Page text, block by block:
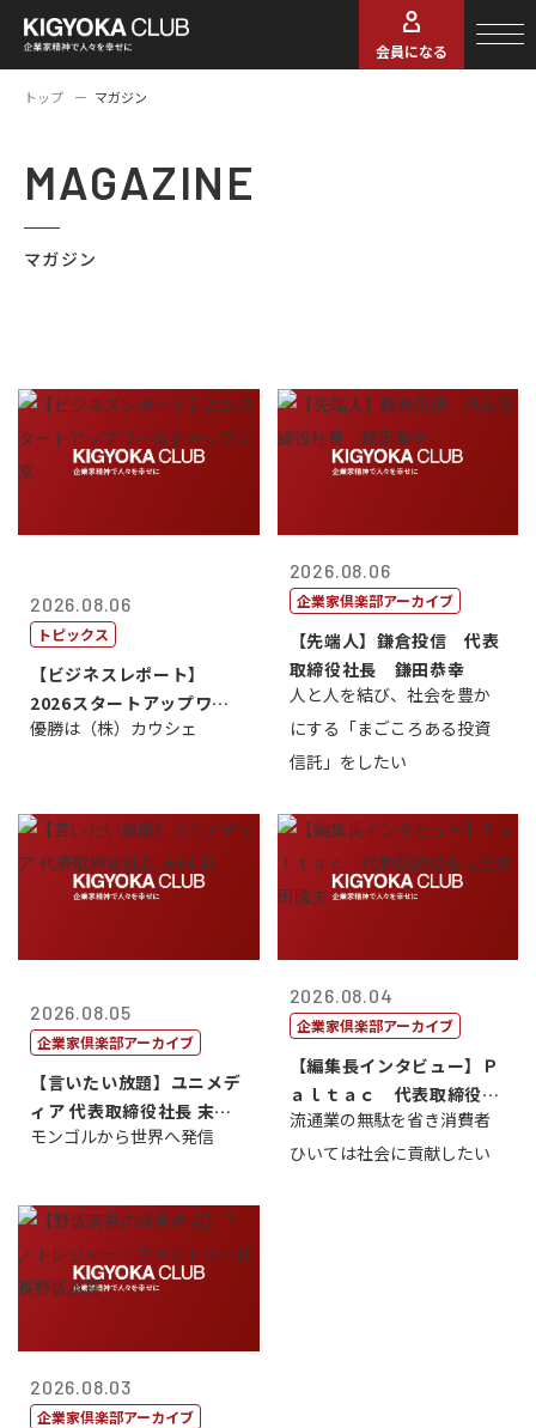
会員になる
トップ マガジン
MAGAZINE
マガジン
2026.08.06
トピックス
【ビジネスレポート】
2026スタートアップワー
ルドカップ東京
優勝は（株）カウシェ
2026.08.06
企業家倶楽部アーカイブ
【先端人】鎌倉投信 代表
取締役社長 鎌田恭幸
人と人を結び、社会を豊か
にする「まごころある投資
信託」をしたい
2026.08.05
企業家倶楽部アーカイブ
【言いたい放題】ユニメデ
ィア 代表取締役社長 末田
真
モンゴルから世界へ発信
2026.08.04
企業家倶楽部アーカイブ
【編集長インタビュー】Ｐ
ａｌｔａｃ 代表取締役会
長三木田國夫
流通業の無駄を省き消費者
ひいては社会に貢献したい
2026.08.03
企業家倶楽部アーカイブ